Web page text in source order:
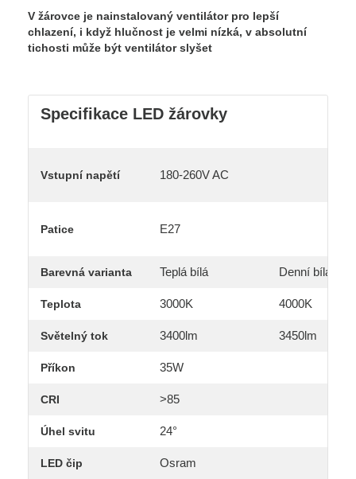
V žárovce je nainstalovaný ventilátor pro lepší
chlazení, i když hlučnost je velmi nízká, v absolutní
tichosti může být ventilátor slyšet
Specifikace LED žárovky
Vstupní napětí 180-260V AC
Patice E27
Barevná varianta Teplá bílá Denní bílá
Teplota 3000K 4000K
Světelný tok 3400lm 3450lm
Příkon 35W
CRI >85
Úhel svitu 24°
LED čip Osram